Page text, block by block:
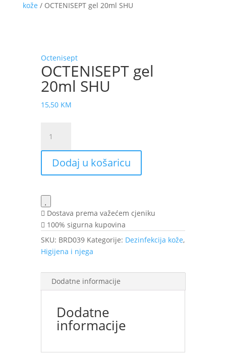
kože / OCTENISEPT gel 20ml SHU
Octenisept
OCTENISEPT gel
20ml SHU
15,50 KM
20ml
SHU
količina
Dodaj u košaricu
Dostava prema važećem cjeniku
100% sigurna kupovina
SKU: BRD039 Kategorije: Dezinfekcija kože,
Higijena i njega
Dodatne informacije
Dodatne
informacije